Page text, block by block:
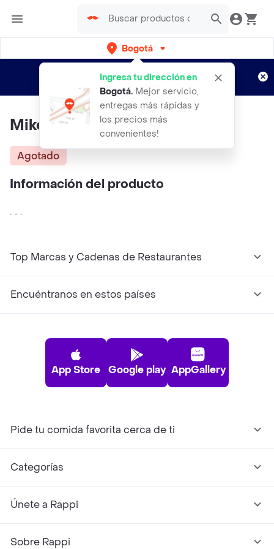
Bogotá
Ingresa tu dirección en
Bogotá. Mejor servicio,
entregas más rápidas y
los precios más
convenientes!
envíos gratis por semanas
Aplican TyC
Mikes Hard Lemonade + Fresa
Agotado
Información del producto
. .. .
Top Marcas y Cadenas de Restaurantes
Encuéntranos en estos países
App Store Google play AppGallery
Pide tu comida favorita cerca de ti
Categorías
Únete a Rappi
Sobre Rappi